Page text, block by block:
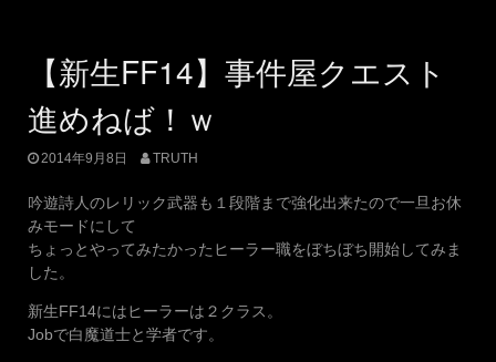
【新生FF14】事件屋クエスト
進めねば！ｗ
2014年9月8日 TRUTH
吟遊詩人のレリック武器も１段階まで強化出来たので一旦お休
みモードにして
ちょっとやってみたかったヒーラー職をぼちぼち開始してみま
した。
新生FF14にはヒーラーは２クラス。
Jobで白魔道士と学者です。